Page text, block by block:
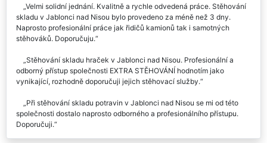
stěhování našich skladů v Jablonci nad Nisou. Poskytují výborné
stěhovací práce. Budeme využívat i nadále.
Velmi solidní jednání. Kvalitně a rychle odvedená práce. Stěhování
Naprosto profesionální práce jak řidičů kamionů tak i samotných
stěhováků. Doporučuju.
odborný přístup společnosti EXTRA STĚHOVÁNÍ hodnotím jako
vynikající, rozhodně doporučuji jejich stěhovací služby.